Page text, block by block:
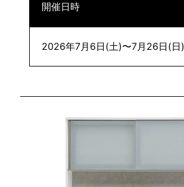
開催日時
2026年7月6日(土)〜7月26日(日)